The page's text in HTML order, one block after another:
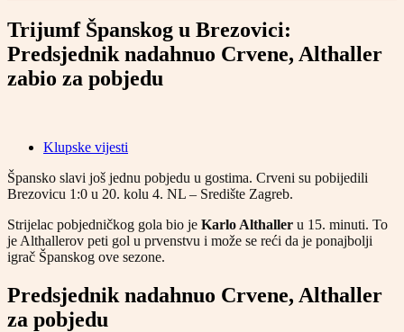
Trijumf Španskog u Brezovici:
Predsjednik nadahnuo Crvene, Althaller
zabio za pobjedu
Klupske vijesti
Špansko slavi još jednu pobjedu u gostima. Crveni su pobijedili
Brezovicu 1:0 u 20. kolu 4. NL – Središte Zagreb.
Strijelac pobjedničkog gola bio je Karlo Althaller u 15. minuti. To
je Althallerov peti gol u prvenstvu i može se reći da je ponajbolji
igrač Španskog ove sezone.
Predsjednik nadahnuo Crvene, Althaller
za pobjedu